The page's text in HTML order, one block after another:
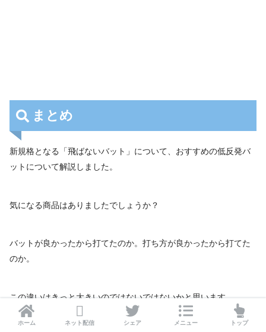
まとめ
新規格となる「飛ばないバット」について、おすすめの低反発バ
ットについて解説しました。
気になる商品はありましたでしょうか？
バットが良かったから打てたのか。打ち方が良かったから打てた
のか。
この違いはきっと大きいのではないではないかと思います。
ホーム ネット配信 シェア メニュー トップ